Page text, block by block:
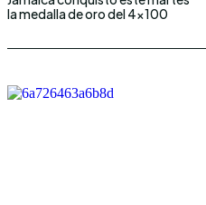
la medalla de oro del 4×100